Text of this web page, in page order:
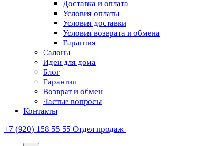
Доставка и оплата
Условия оплаты
Условия доставки
Условия возврата и обмена
Гарантия
Салоны
Идеи для дома
Блог
Гарантия
Возврат и обмен
Частые вопросы
Контакты
+7 (920) 158 55 55 Отдел продаж